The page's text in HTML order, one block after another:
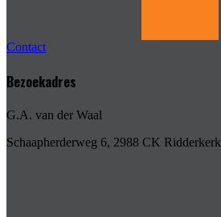
Contact
Bezoekadres
G.A. van der Waal
Schaapherderweg 6, 2988 CK Ridderkerk